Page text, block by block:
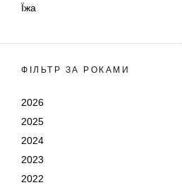
Їжа
ФІЛЬТР ЗА РОКАМИ
2026
2025
2024
2023
2022